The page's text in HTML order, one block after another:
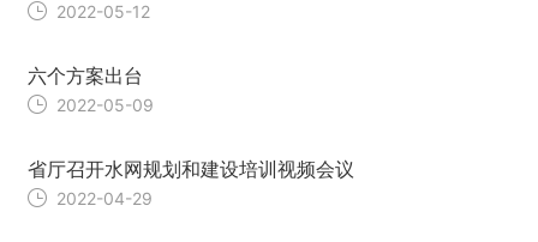
2022-05-12
六个方案出台
2022-05-09
省厅召开水网规划和建设培训视频会议
2022-04-29